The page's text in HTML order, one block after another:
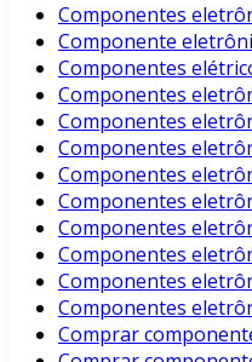
Componentes
Componente
Componentes
Componentes
Componentes
Componentes
Componentes
Componentes
Componentes
Componentes
Componentes
Componentes
Comprar